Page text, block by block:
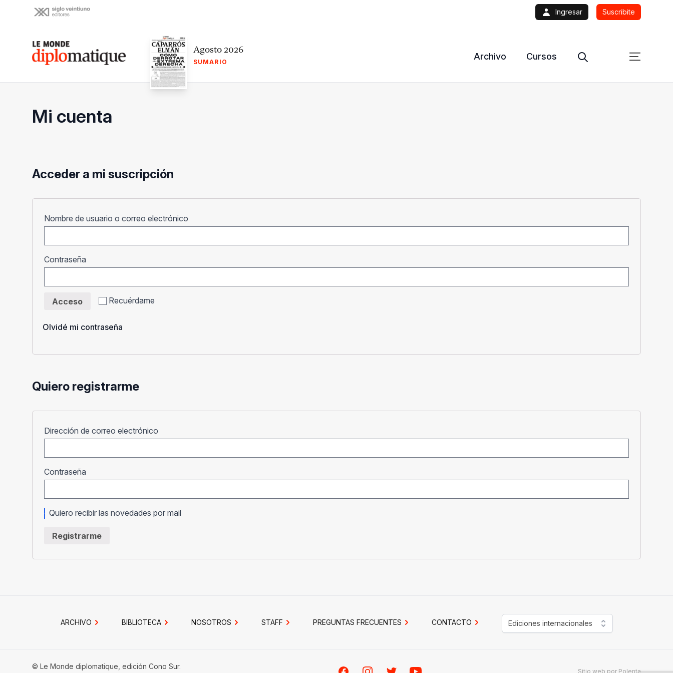
Ingresar Suscribite
Le monde diplomatique Agosto 2026
SUMARIO
Archivo Cursos
Mi cuenta
Acceder a mi suscripción
Nombre de usuario o correo electrónico
Contraseña
Recuérdame
Acceso
Olvidé mi contraseña
Quiero registrarme
Dirección de correo electrónico
Contraseña
Quiero recibir las novedades por mail
Registrarme
ARCHIVO BIBLIOTECA NOSOTROS STAFF PREGUNTAS FRECUENTES CONTACTO Ediciones internacionales
© Le Monde diplomatique, edición Cono Sur.
Sitio web por Polenta